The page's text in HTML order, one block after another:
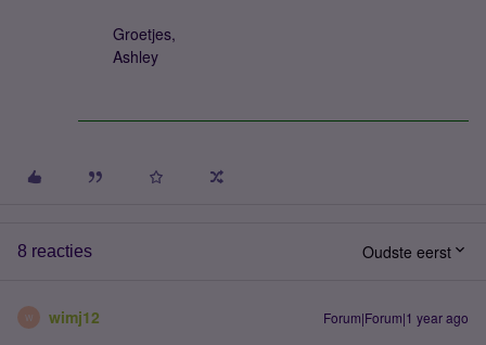
Groetjes,
Ashley
8 reacties Oudste eerst
W wimj12 Forum|Forum|1 year ago